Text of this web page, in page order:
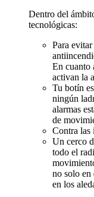
Dentro del
tecnológicas:
Para
En cuanto
activan la
Tu botín
ningún
alarmas
de
Contra las
Un cerco
todo el
no solo en
en los